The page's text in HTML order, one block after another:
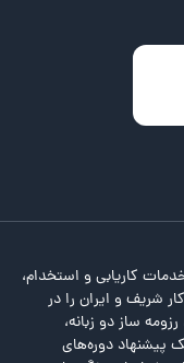
کاریابی و استخدام،
شریف و ایران را در
ساز دو زبانه،
پیشنهاد دوره‌های